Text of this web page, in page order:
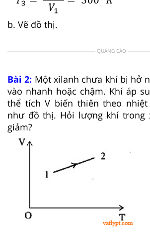
b. Vẽ đồ thị.
QUẢNG CÁO
Bài 2: Một xilanh chưa khí bị hở
vào nhanh hoặc chậm. Khí áp
thể tích V biến thiên theo
như đồ thị. Hỏi lượng khí trong
giảm?